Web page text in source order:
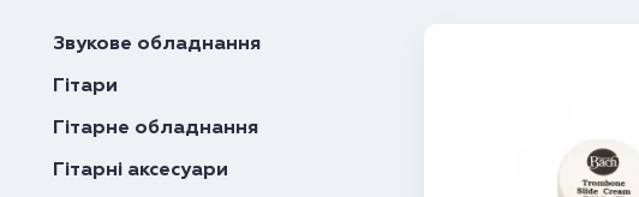
Звукове обладнання
Гітари
Гітарне обладнання
Гітарні аксесуари